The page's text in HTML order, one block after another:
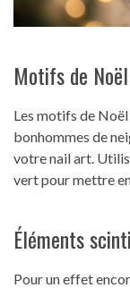
Motifs de
Les motifs de Noël
bonhommes de
votre nail art.
vert pour mettre
Éléments
Pour un effet